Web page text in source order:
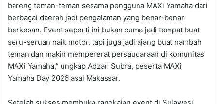
bareng teman-teman sesama pengguna MAXi Yamaha dari
berbagai daerah jadi pengalaman yang benar-benar
berkesan. Event seperti ini bukan cuma jadi tempat buat
seru-seruan naik motor, tapi juga jadi ajang buat nambah
teman dan makin mempererat persaudaraan di komunitas
MAXi Yamaha,” ungkap Adzan Subra, peserta MAXi
Yamaha Day 2026 asal Makassar.
Setelah sukses membuka rangkaian event di Sulawesi